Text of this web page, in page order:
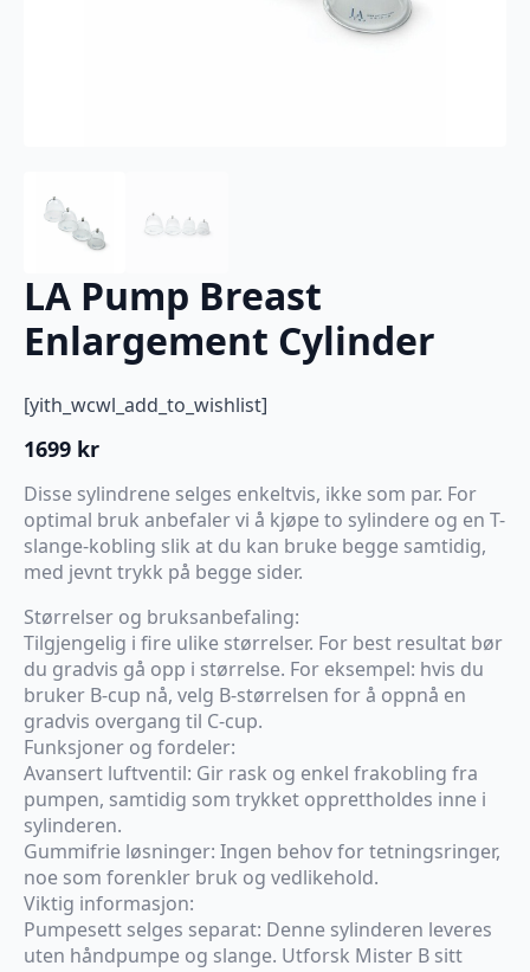
LA Pump Breast
Enlargement Cylinder
[yith_wcwl_add_to_wishlist]
1699 kr
Disse sylindrene selges enkeltvis, ikke som par. For
optimal bruk anbefaler vi å kjøpe to sylindere og en T-
slange-kobling slik at du kan bruke begge samtidig,
med jevnt trykk på begge sider.
Størrelser og bruksanbefaling:
Tilgjengelig i fire ulike størrelser. For best resultat bør
du gradvis gå opp i størrelse. For eksempel: hvis du
bruker B-cup nå, velg B-størrelsen for å oppnå en
gradvis overgang til C-cup.
Funksjoner og fordeler:
Avansert luftventil: Gir rask og enkel frakobling fra
pumpen, samtidig som trykket opprettholdes inne i
sylinderen.
Gummifrie løsninger: Ingen behov for tetningsringer,
noe som forenkler bruk og vedlikehold.
Viktig informasjon:
Pumpesett selges separat: Denne sylinderen leveres
uten håndpumpe og slange. Utforsk Mister B sitt